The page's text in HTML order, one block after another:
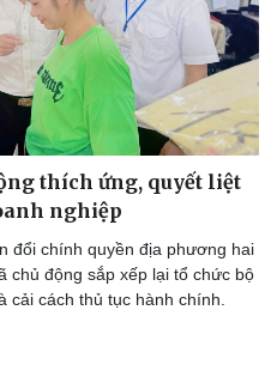
thích ứng, quyết liệt
nghiệp
đổi chính quyền địa phương hai
chủ động sắp xếp lại tổ chức bộ
cải cách thủ tục hành chính.